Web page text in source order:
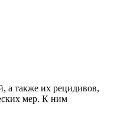
а также их рецидивов,
мер. К ним